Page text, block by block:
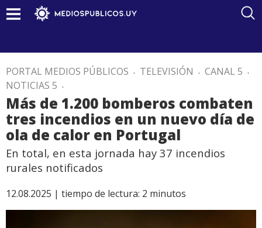
PORTAL MEDIOS PÚBLICOS . TELEVISIÓN . CANAL 5 .
NOTICIAS 5 .
Más de 1.200 bomberos combaten
tres incendios en un nuevo día de
ola de calor en Portugal
En total, en esta jornada hay 37 incendios
rurales notificados
12.08.2025 | tiempo de lectura: 2 minutos